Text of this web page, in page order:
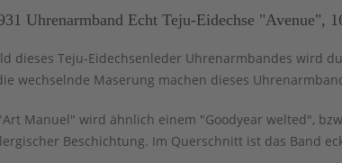
Uhrenarmband Echt Teju-Eidechse "Avenue",
dieses Teju-Eidechsenleder Uhrenarmbandes wird
wechselnde Maserung machen dieses
Manuel" wird ähnlich einem "Goodyear welted",
Beschichtung. Im Querschnitt ist das Band